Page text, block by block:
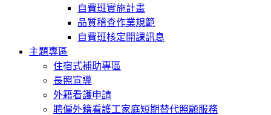
自費班實施計畫
品質稽查作業規範
自費班核定開課訊息
主題專區
住宿式補助專區
長照宣導
外籍看護申請
聘僱外籍看護工家庭短期替代照顧服務